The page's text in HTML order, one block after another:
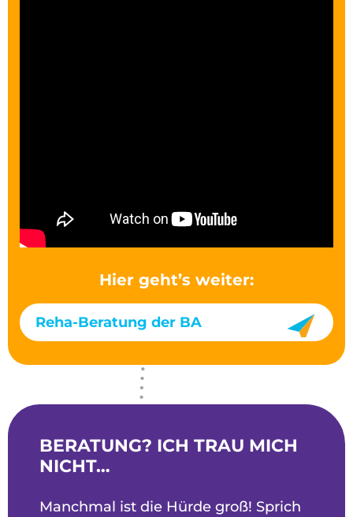
Hier geht’s weiter:
Reha-Beratung der BA
BERATUNG? ICH TRAU MICH
NICHT…
Manchmal ist die Hürde groß! Sprich